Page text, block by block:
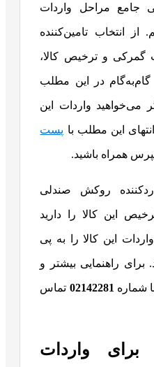
جامع مراحل واردات
از انتخاب تامین‌کننده
گمرکی و ترخیص کالا،
در این مطلب
واردات این
این مطلب با پست
همراه باشید.
روکش صندلی
این کالا را دارید
این کالا را به پی
راهنمایی بیشتر و
شماره 02142281 تماس
برای واردات